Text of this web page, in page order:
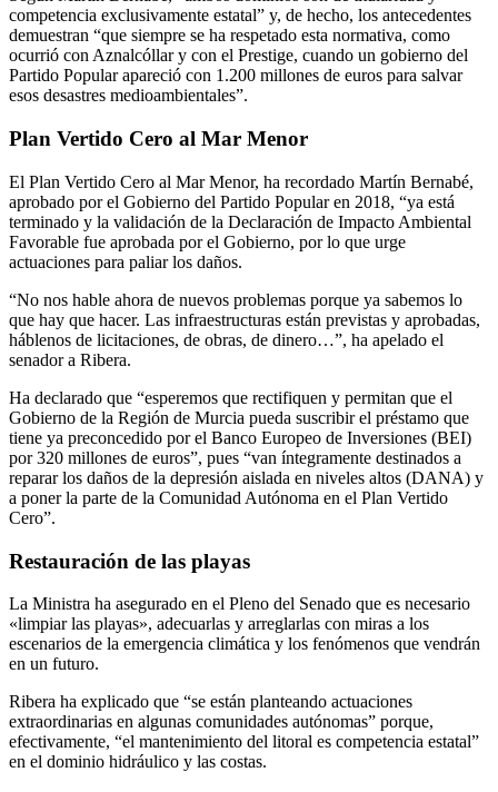
competencia exclusivamente estatal” y, de hecho, los antecedentes
demuestran “que siempre se ha respetado esta normativa, como
ocurrió con Aznalcóllar y con el Prestige, cuando un gobierno del
Partido Popular apareció con 1.200 millones de euros para salvar
esos desastres medioambientales”.
Plan Vertido Cero al Mar Menor
El Plan Vertido Cero al Mar Menor, ha recordado Martín Bernabé,
aprobado por el Gobierno del Partido Popular en 2018, “ya está
terminado y la validación de la Declaración de Impacto Ambiental
Favorable fue aprobada por el Gobierno, por lo que urge
actuaciones para paliar los daños.
“No nos hable ahora de nuevos problemas porque ya sabemos lo
que hay que hacer. Las infraestructuras están previstas y aprobadas,
háblenos de licitaciones, de obras, de dinero…”, ha apelado el
senador a Ribera.
Ha declarado que “esperemos que rectifiquen y permitan que el
Gobierno de la Región de Murcia pueda suscribir el préstamo que
tiene ya preconcedido por el Banco Europeo de Inversiones (BEI)
por 320 millones de euros”, pues “van íntegramente destinados a
reparar los daños de la depresión aislada en niveles altos (DANA) y
a poner la parte de la Comunidad Autónoma en el Plan Vertido
Cero”.
Restauración de las playas
La Ministra ha asegurado en el Pleno del Senado que es necesario
«limpiar las playas», adecuarlas y arreglarlas con miras a los
escenarios de la emergencia climática y los fenómenos que vendrán
en un futuro.
Ribera ha explicado que “se están planteando actuaciones
extraordinarias en algunas comunidades autónomas” porque,
efectivamente, “el mantenimiento del litoral es competencia estatal”
en el dominio hidráulico y las costas.